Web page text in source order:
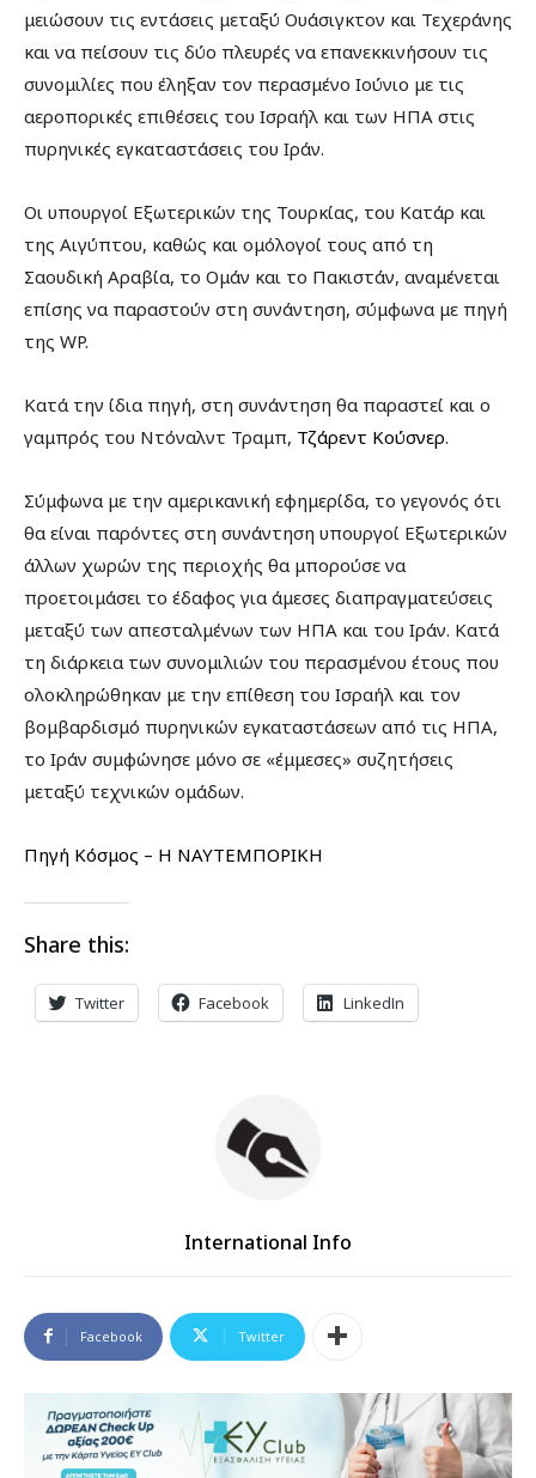
μειώσουν τις εντάσεις μεταξύ Ουάσιγκτον και Τεχεράνης
και να πείσουν τις δύο πλευρές να επανεκκινήσουν τις
συνομιλίες που έληξαν τον περασμένο Ιούνιο με τις
αεροπορικές επιθέσεις του Ισραήλ και των ΗΠΑ στις
πυρηνικές εγκαταστάσεις του Ιράν.
Οι υπουργοί Εξωτερικών της Τουρκίας, του Κατάρ και
της Αιγύπτου, καθώς και ομόλογοί τους από τη
Σαουδική Αραβία, το Ομάν και το Πακιστάν, αναμένεται
επίσης να παραστούν στη συνάντηση, σύμφωνα με πηγή
της WP.
Κατά την ίδια πηγή, στη συνάντηση θα παραστεί και ο
γαμπρός του Ντόναλντ Τραμπ, Τζάρεντ Κούσνερ.
Σύμφωνα με την αμερικανική εφημερίδα, το γεγονός ότι
θα είναι παρόντες στη συνάντηση υπουργοί Εξωτερικών
άλλων χωρών της περιοχής θα μπορούσε να
προετοιμάσει το έδαφος για άμεσες διαπραγματεύσεις
μεταξύ των απεσταλμένων των ΗΠΑ και του Ιράν. Κατά
τη διάρκεια των συνομιλιών του περασμένου έτους που
ολοκληρώθηκαν με την επίθεση του Ισραήλ και τον
βομβαρδισμό πυρηνικών εγκαταστάσεων από τις ΗΠΑ,
το Ιράν συμφώνησε μόνο σε «έμμεσες» συζητήσεις
μεταξύ τεχνικών ομάδων.
Πηγή Κόσμος – Η ΝΑΥΤΕΜΠΟΡΙΚΗ
Share this:
Twitter Facebook LinkedIn
International Info
Facebook Twitter